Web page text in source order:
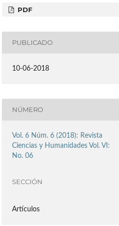
PDF
PUBLICADO
10-06-2018
NÚMERO
Vol. 6 Núm. 6 (2018): Revista
Ciencias y Humanidades Vol. VI:
No. 06
SECCIÓN
Artículos